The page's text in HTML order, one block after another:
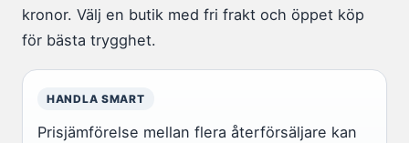
kronor. Välj en butik med fri frakt och öppet köp
för bästa trygghet.
HANDLA SMART
Prisjämförelse mellan flera återförsäljare kan